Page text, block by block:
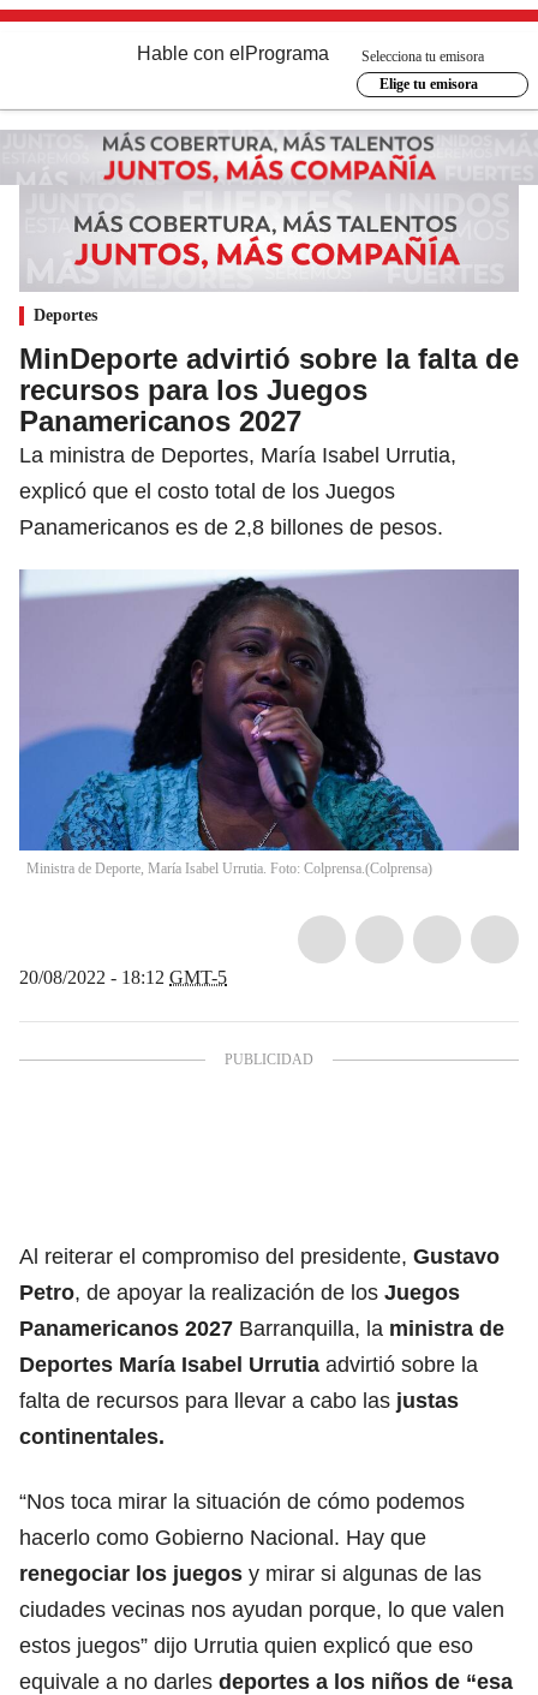
Hable con el Programa
Selecciona tu emisora
Elige tu emisora
Deportes
MinDeporte advirtió sobre la falta de
recursos para los Juegos
Panamericanos 2027
La ministra de Deportes, María Isabel Urrutia,
explicó que el costo total de los Juegos
Panamericanos es de 2,8 billones de pesos.
Ministra de Deporte, María Isabel Urrutia. Foto: Colprensa.(Colprensa)
20/08/2022 - 18:12 GMT-5
Al reiterar el compromiso del presidente, Gustavo
Petro, de apoyar la realización de los Juegos
Panamericanos 2027 Barranquilla, la ministra de
Deportes María Isabel Urrutia advirtió sobre la
falta de recursos para llevar a cabo las justas
continentales.
“Nos toca mirar la situación de cómo podemos
hacerlo como Gobierno Nacional. Hay que
renegociar los juegos y mirar si algunas de las
ciudades vecinas nos ayudan porque, lo que valen
estos juegos” dijo Urrutia quien explicó que eso
equivale a no darles deportes a los niños de “esa